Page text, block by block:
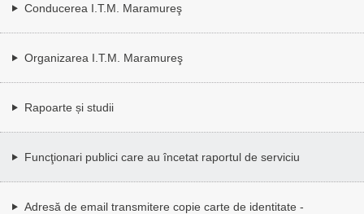
Conducerea I.T.M. Maramureş
Organizarea I.T.M. Maramureş
Rapoarte și studii
Funcţionari publici care au încetat raportul de serviciu
Adresă de email transmitere copie carte de identitate -